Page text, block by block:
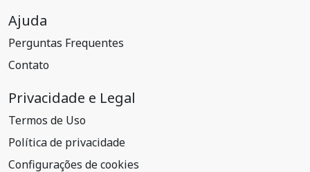
Ajuda
Perguntas Frequentes
Contato
Privacidade e Legal
Termos de Uso
Política de privacidade
Configurações de cookies